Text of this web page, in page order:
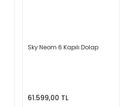
Sky Neom 6 Kapılı Dolap
61.599,00 TL